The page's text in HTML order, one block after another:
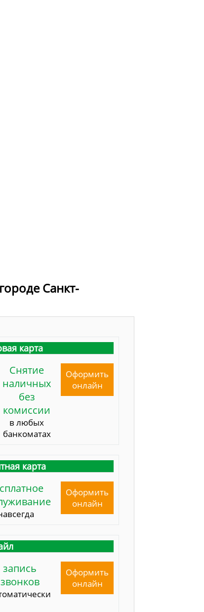
Санкт-
карта
Снятие
наличных
без
комиссии
в любых
банкоматах
Оформить
онлайн
карта
Оформить
онлайн
запись
звонков
Оформить
онлайн